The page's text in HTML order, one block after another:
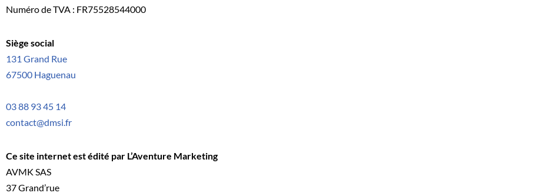
Numéro de TVA : FR75528544000
Siège social
131 Grand Rue
67500 Haguenau
03 88 93 45 14
contact@dmsi.fr
Ce site internet est édité par L’Aventure Marketing
AVMK SAS
37 Grand’rue